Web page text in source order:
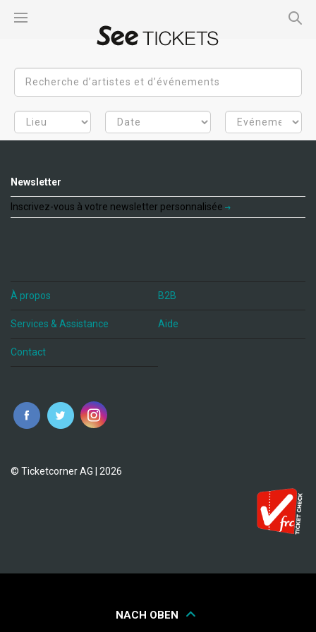
Newsletter
Inscrivez-vous à votre newsletter personnalisée
À propos B2B
Services & Assistance Aide
Contact
fr
© Ticketcorner AG | 2026
NACH OBEN